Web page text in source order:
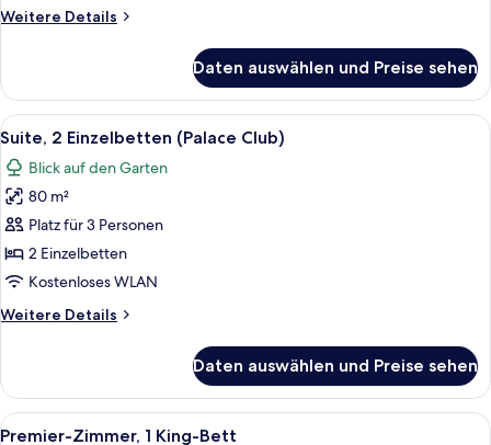
anzeigen
Weitere Details
Weitere
1 King-
Bett
(Palace
Daten auswählen und Preise sehen
Alle
Fotos
für
Suite,
2 Einzelbetten
(Palace
Club)
Ein Doppelbett mit Holzkopfstütze,
7
Suite, 2 Einzelbetten (Palace Club)
Blick auf den Garten
80 m²
Platz für 3 Personen
2 Einzelbetten
Kostenloses WLAN
Weitere Details
Weitere
2 Einzelbetten
(Palace
Club)
Daten auswählen und Preise sehen
Alle
Ein geräumiges Hotelzimmer mit
5
Premier-Zimmer, 1 King-Bett